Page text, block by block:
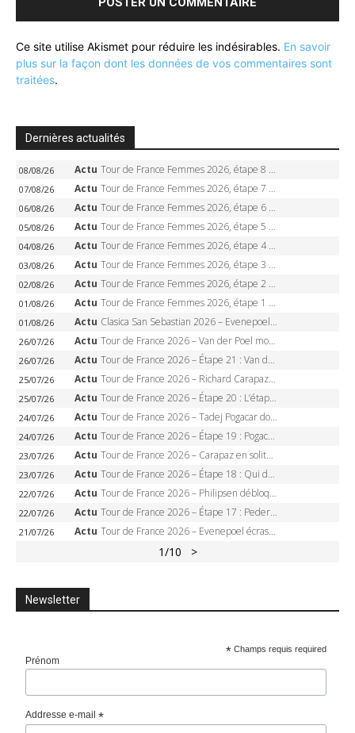
Ce site utilise Akismet pour réduire les indésirables. En savoir
plus sur la façon dont les données de vos commentaires sont
traitées.
Dernières actualités
08/08/26 Actu Tour de France Femmes 2026, étape 8 – Demi Vollering gagne à Nice, reprend le jaune, Niewiadoma à 8 secondes
07/08/26 Actu Tour de France Femmes 2026, étape 7 – Kasia Niewiadoma gagne le Ventoux, maillot jaune, Reusser et Vollering piégées
06/08/26 Actu Tour de France Femmes 2026, étape 6 – Kim Le Court-Pienaar gagne à Tournon, Reusser en jaune
05/08/26 Actu Tour de France Femmes 2026, étape 5 – Demi Vollering gagne à Belleville, Reusser en jaune, Ferrand-Prévot coule
04/08/26 Actu Tour de France Femmes 2026, étape 4 – Marlen Reusser écrase le chrono, Ferrand-Prévot en crise
03/08/26 Actu Tour de France Femmes 2026, étape 3 – Sigrid Haugset en solitaire, 88 km d’échappée, maillot jaune
02/08/26 Actu Tour de France Femmes 2026, étape 2 – Lorena Wiebes doublé à Genève, Markus héroïque, 7e record
01/08/26 Actu Tour de France Femmes 2026, étape 1 – Lorena Wiebes intouchable à Lausanne, premier maillot jaune
01/08/26 Actu Clasica San Sebastian 2026 – Evenepoel recordman, 4e victoire, Carapaz battu au sprint
26/07/26 Actu Tour de France 2026 – Van der Poel monumental à Paris, Pogacar égale le record des cinq sacres
26/07/26 Actu Tour de France 2026 – Étape 21 : Van der Poel, Pogacar, qui succédera à Wout van Aert sur les Champs-Elysées ?
25/07/26 Actu Tour de France 2026 – Richard Carapaz roi des Alpes, doublé et maillot à pois, Seixas perd le podium
25/07/26 Actu Tour de France 2026 – Étape 20 : L’étape reine, Galibier, Sarenne, Alpe d’Huez, qui succédera à Pogacar ?
24/07/26 Actu Tour de France 2026 – Tadej Pogacar dompte l’Alpe d’Huez, 5e victoire, record de Pantani pulvérisé
24/07/26 Actu Tour de France 2026 – Étape 19 : Pogacar peut-il enfin dompter l’Alpe d’Huez ?
23/07/26 Actu Tour de France 2026 – Carapaz en solitaire à Orcières-Merlette, Paret-Peintre à un point du maillot à pois
23/07/26 Actu Tour de France 2026 – Étape 18 : Qui domptera Orcières-Merlette, première marche vers l’Alpe d’Huez ?
22/07/26 Actu Tour de France 2026 – Philipsen débloque son compteur à Voiron, Pedersen en danger pour le maillot vert
22/07/26 Actu Tour de France 2026 – Étape 17 : Pedersen peut-il verrouiller le maillot vert à Voiron ?
21/07/26 Actu Tour de France 2026 – Evenepoel écrase le chrono d’Évian, Seixas 4e, Lipowitz abandonne
1/10 >
Newsletter
* Champs requis required
Prénom
Addresse e-mail*